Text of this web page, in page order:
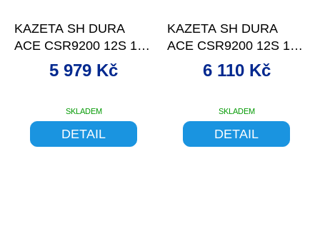
M
A
KAZETA SH DURA
ACE CSR9200 12S 11-
SKLADEM
5 979 Kč
DETAIL
M
A
KAZETA SH DURA
ACE CSR9200 12S 11-
SKLADEM
6 110 Kč
DETAIL